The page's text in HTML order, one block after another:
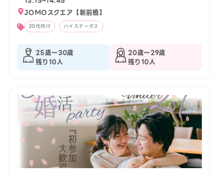
JOMOスクエア【新前橋】
20代向け ハイステータス
25歳〜30歳
残り10人
20歳〜29歳
残り10人